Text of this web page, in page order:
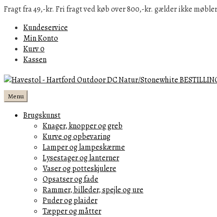
Fragt fra 49,-kr. Fri fragt ved køb over 800,-kr. gælder ikke
Kundeservice
Min Konto
Kurv0
Kassen
Menu
Brugskunst
Knager, knopper og greb
Kurve og opbevaring
Lamper og lampeskærme
Lysestager og lanterner
Vaser og potteskjulere
Opsatser og fade
Rammer, billeder, spejle og ure
Puder og plaider
Tæpper og måtter